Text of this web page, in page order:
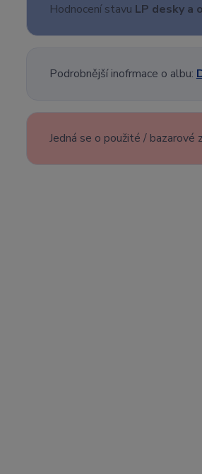
Hodnocení stavu LP desky a
Podrobnější inofrmace o albu:
Jedná se o použité / bazarové